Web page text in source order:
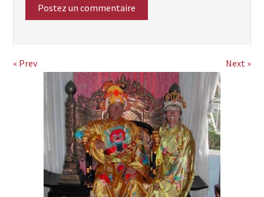
« Prev Next »